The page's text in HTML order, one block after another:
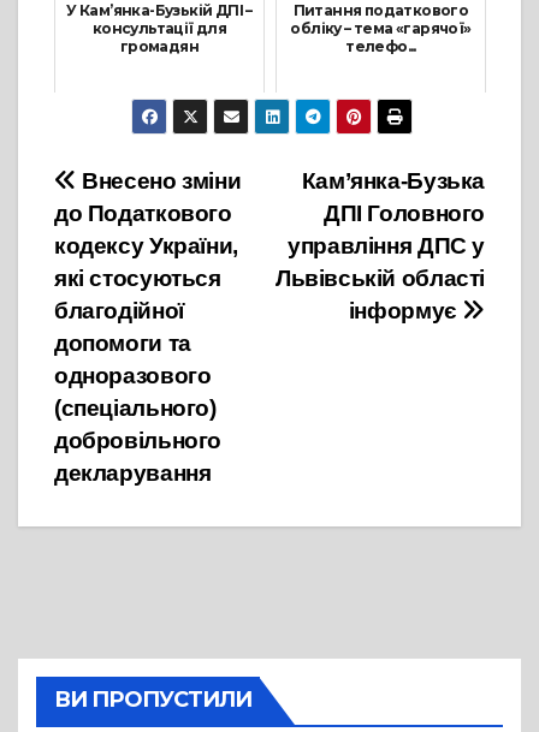
У Кам’янка-Бузькій ДПІ –
консультації для
громадян
1 Квітня, 2024
Питання податкового
обліку – тема «гарячої»
телефо...
16 Липня, 2024
Навігація
записів
Кам’янка-Бузька
ДПІ Головного
управління ДПС у
Львівській області
інформує
Внесено зміни
до Податкового
кодексу України,
які стосуються
благодійної
допомоги та
одноразового
(спеціального)
добровільного
декларування
ВИ ПРОПУСТИЛИ